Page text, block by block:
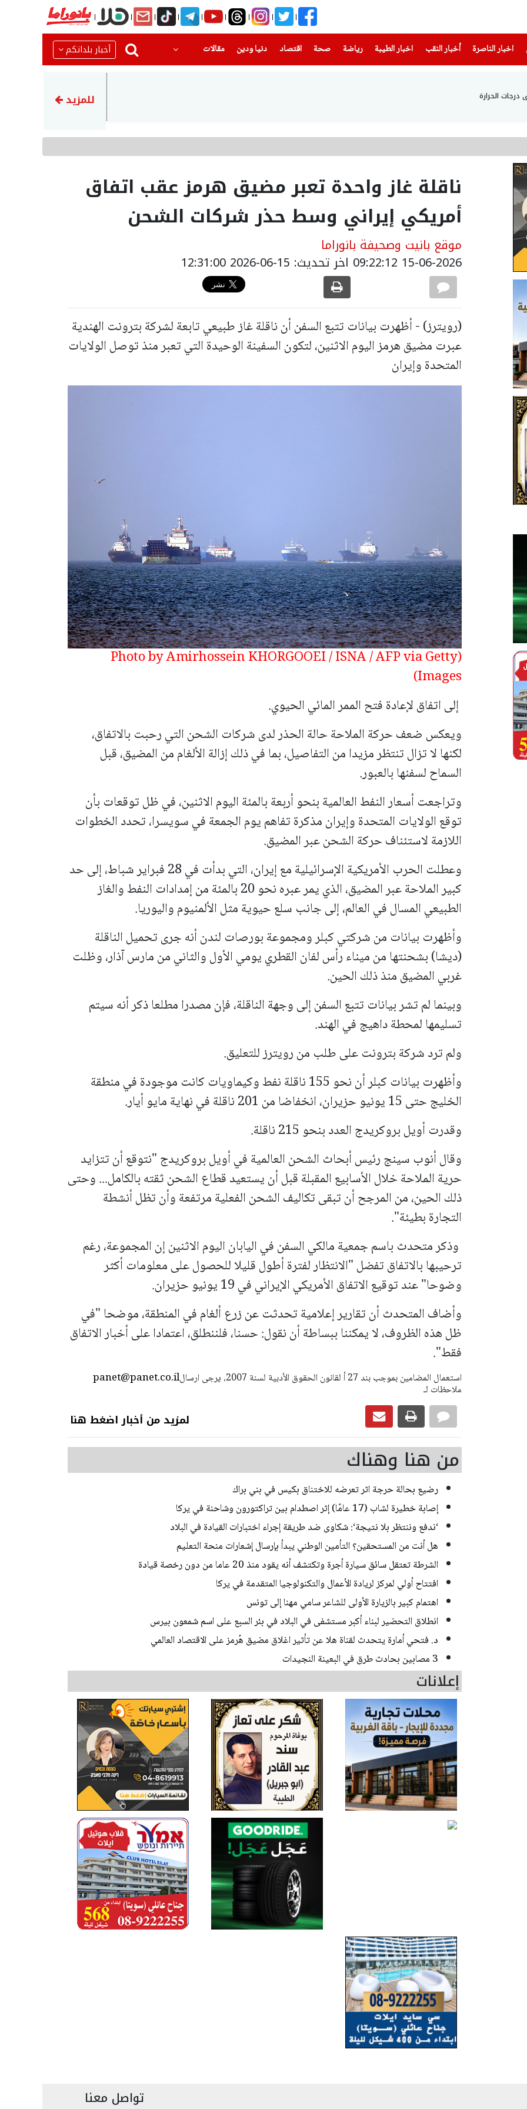
اخبار الناصرة
(current) أخبار النقب اخبار الطيبة(current) رياضة
(current) صحة(current) اقتصاد دنيا ودين
(current) مقالات أخبار بلداتكم
الحرارة ترامب: أعتقد أن حرب إيران
للمزيد
ناقلة غاز واحدة تعبر مضيق هرمز عقب اتفاق
أمريكي إيراني وسط حذر شركات الشحن
موقع بانيت وصحيفة بانوراما
15-06-2026 09:22:12 اخر تحديث: 15-06-2026 12:31:00
(رويترز) - أظهرت بيانات تتبع السفن أن ناقلة غاز طبيعي تابعة لشركة بترونت الهندية
عبرت مضيق هرمز اليوم الاثنين، لتكون السفينة الوحيدة التي تعبر منذ توصل الولايات
المتحدة وإيران
(Photo by Amirhossein KHORGOOEI / ISNA / AFP via Getty
Images)
إلى اتفاق لإعادة فتح الممر المائي الحيوي.
ويعكس ضعف حركة الملاحة حالة الحذر لدى شركات الشحن التي رحبت بالاتفاق،
لكنها لا تزال تنتظر مزيدا من التفاصيل، بما في ذلك إزالة الألغام من المضيق، قبل
السماح لسفنها بالعبور.
وتراجعت أسعار النفط العالمية بنحو أربعة بالمئة اليوم الاثنين، في ظل توقعات بأن
توقع الولايات المتحدة وإيران مذكرة تفاهم يوم الجمعة في سويسرا، تحدد الخطوات
اللازمة لاستئناف حركة الشحن عبر المضيق.
وعطلت الحرب الأمريكية الإسرائيلية مع إيران، التي بدأت في 28 فبراير شباط، إلى حد
كبير الملاحة عبر المضيق، الذي يمر عبره نحو 20 بالمئة من إمدادات النفط والغاز
الطبيعي المسال في العالم، إلى جانب سلع حيوية مثل الألمنيوم واليوريا.
وأظهرت بيانات من شركتي كبلر ومجموعة بورصات لندن أنه جرى تحميل الناقلة
(ديشا) بشحنتها من ميناء رأس لفان القطري يومي الأول والثاني من مارس آذار، وظلت
غربي المضيق منذ ذلك الحين.
وبينما لم تشر بيانات تتبع السفن إلى وجهة الناقلة، فإن مصدرا مطلعا ذكر أنه سيتم
تسليمها لمحطة داهيج في الهند.
ولم ترد شركة بترونت على طلب من رويترز للتعليق.
وأظهرت بيانات كبلر أن نحو 155 ناقلة نفط وكيماويات كانت موجودة في منطقة
الخليج حتى 15 يونيو حزيران، انخفاضا من 201 ناقلة في نهاية مايو أيار.
وقدرت أويل بروكريدج العدد بنحو 215 ناقلة.
وقال أنوب سينج رئيس أبحاث الشحن العالمية في أويل بروكريدج "نتوقع أن تتزايد
حرية الملاحة خلال الأسابيع المقبلة قبل أن يستعيد قطاع الشحن ثقته بالكامل... وحتى
ذلك الحين، من المرجح أن تبقى تكاليف الشحن الفعلية مرتفعة وأن تظل أنشطة
التجارة بطيئة".
‭ ‬وذكر متحدث باسم جمعية مالكي السفن في اليابان اليوم الاثنين إن المجموعة، رغم
ترحيبها بالاتفاق تفضل "الانتظار لفترة أطول قليلا للحصول على معلومات أكثر
وضوحا" عند توقيع الاتفاق الأمريكي الإيراني في 19 يونيو حزيران.
وأضاف المتحدث أن تقارير إعلامية تحدثت عن زرع ألغام في المنطقة، موضحا "في
ظل هذه الظروف، لا يمكننا ببساطة أن نقول: حسنا، فلننطلق، اعتمادا على أخبار الاتفاق
فقط".
panet@panet.co.ilاستعمال المضامين بموجب بند 27 أ لقانون الحقوق الأدبية لسنة 2007، يرجى ارسال
ملاحظات لـ
لمزيد من أخبار اضغط هنا
من هنا وهناك
رضيع بحالة حرجة اثر تعرضه للاختناق بكيس في بني براك
إصابة خطيرة لشاب (17 عامًا) إثر اصطدام بين تراكتورون وشاحنة في يركا
‘ندفع وننتظر بلا نتيجة‘: شكاوى ضد طريقة إجراء اختبارات القيادة في البلاد
هل أنت من المستحقين؟ التأمين الوطني يبدأ بإرسال إشعارات منحة التعليم
الشرطة تعتقل سائق سيارة أجرة وتكتشف أنه يقود منذ 20 عاما من دون رخصة قيادة
افتتاح أولي لمركز لريادة الأعمال والتكنولوجيا المتقدمة في يركا
اهتمام كبير بالزيارة الأولى للشاعر سامي مهنا إلى تونس
انطلاق التحضير لبناء أكبر مستشفى في البلاد في بئر السبع على اسم شمعون بيرس
د. فتحي أمارة يتحدث لقناة هلا عن تأثير اغلاق مضيق هُرمز على الاقتصاد العالمي
3 مصابين بحادث طرق في البعينة النجيدات
إعلانات
تواصل معنا